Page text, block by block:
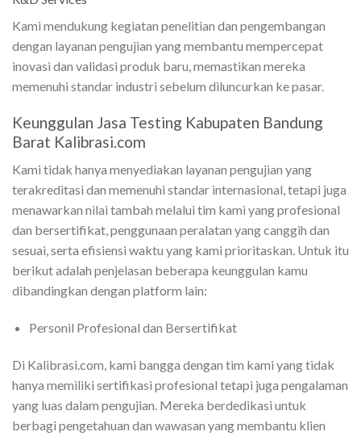
Kami mendukung kegiatan penelitian dan pengembangan
dengan layanan pengujian yang membantu mempercepat
inovasi dan validasi produk baru, memastikan mereka
memenuhi standar industri sebelum diluncurkan ke pasar.
Keunggulan Jasa Testing Kabupaten Bandung
Barat Kalibrasi.com
Kami tidak hanya menyediakan layanan pengujian yang
terakreditasi dan memenuhi standar internasional, tetapi juga
menawarkan nilai tambah melalui tim kami yang profesional
dan bersertifikat, penggunaan peralatan yang canggih dan
sesuai, serta efisiensi waktu yang kami prioritaskan. Untuk itu
berikut adalah penjelasan beberapa keunggulan kamu
dibandingkan dengan platform lain:
Personil Profesional dan Bersertifikat
Di Kalibrasi.com, kami bangga dengan tim kami yang tidak
hanya memiliki sertifikasi profesional tetapi juga pengalaman
yang luas dalam pengujian. Mereka berdedikasi untuk
berbagi pengetahuan dan wawasan yang membantu klien